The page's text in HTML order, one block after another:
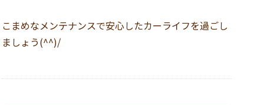
こまめなメンテナンスで安心したカーライフを過ごし
ましょう(^^)/